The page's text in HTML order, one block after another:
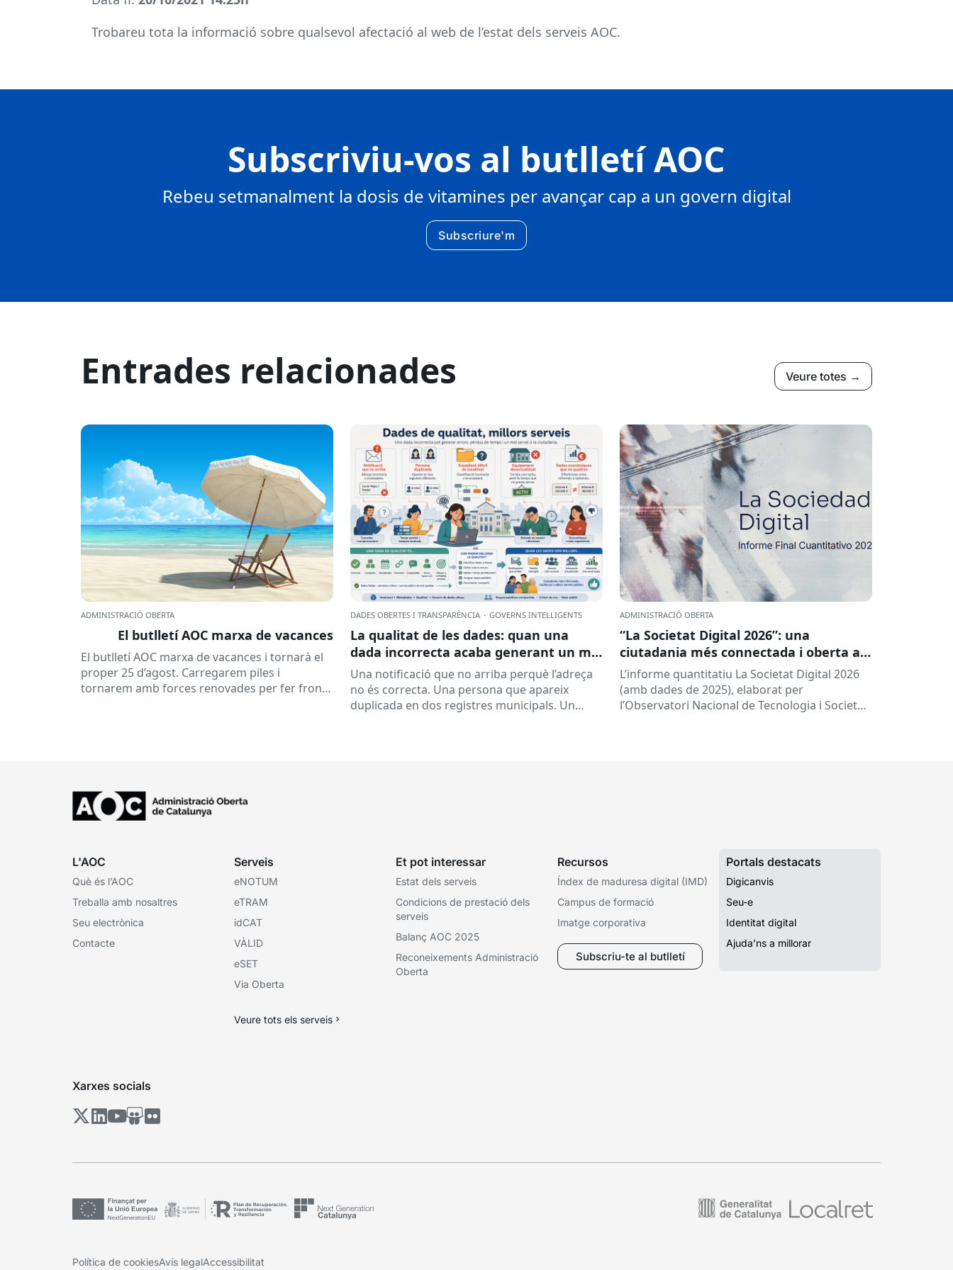
Trobareu tota la informació sobre qualsevol afectació al web de l’estat dels serveis AOC.
Subscriviu-vos al butlletí AOC
Rebeu setmanalment la dosis de vitamines per avançar cap a un govern digital
Subscriure'm
Entrades relacionades Veure totes →
ADMINISTRACIÓ OBERTA
El butlletí AOC marxa de vacances
El butlletí AOC marxa de vacances i tornarà el
proper 25 d’agost. Carregarem piles i
tornarem amb forces renovades per fer front
DADES OBERTES I TRANSPARÈNCIA · GOVERNS INTEL·LIGENTS
La qualitat de les dades: quan una
dada incorrecta acaba generant un mal
servei
Una notificació que no arriba perquè l’adreça
no és correcta. Una persona que apareix
duplicada en dos registres municipals. Un
ADMINISTRACIÓ OBERTA
“La Societat Digital 2026”: una
ciutadania més connectada i oberta a
la intel·ligència artificial
L’informe quantitatiu La Societat Digital 2026
(amb dades de 2025), elaborat per
l’Observatori Nacional de Tecnologia i Societat
L'AOC
Què és l’AOC
Treballa amb nosaltres
Seu electrònica
Contacte
Serveis
eNOTUM
eTRAM
idCAT
VÀLID
eSET
Via Oberta
Veure tots els serveis
Et pot interessar
Estat dels serveis
Condicions de prestació dels
serveis
Balanç AOC 2025
Reconeixements Administració
Oberta
Recursos
Índex de maduresa digital (IMD)
Campus de formació
Imatge corporativa
Subscriu-te al butlletí
Portals destacats
Digicanvis
Seu-e
Identitat digital
Ajuda’ns a millorar
Xarxes socials
Política de cookiesAvís legalAccessibilitat